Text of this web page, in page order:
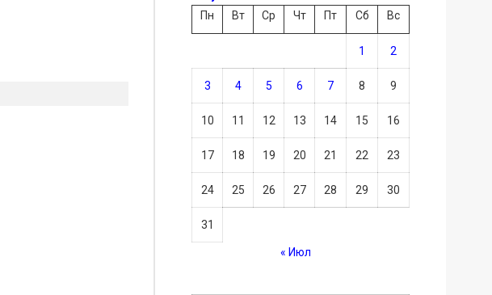
Пн
Вт Ср Чт Пт Сб Вс
1 2
3 4 5 6 7 8 9
10 11 12 13 14 15 16
17 18 19 20 21 22 23
24 25 26 27 28 29 30
31
« Июл